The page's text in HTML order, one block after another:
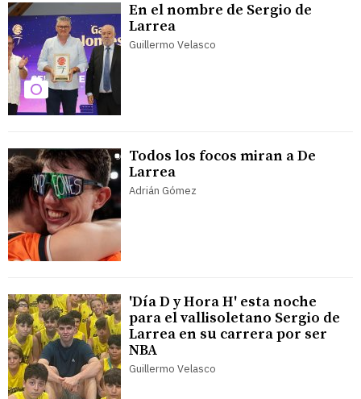
En el nombre de Sergio de
Larrea
Guillermo Velasco
Todos los focos miran a De
Larrea
Adrián Gómez
'Día D y Hora H' esta noche
para el vallisoletano Sergio de
Larrea en su carrera por ser
NBA
Guillermo Velasco